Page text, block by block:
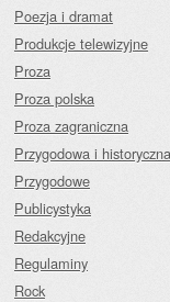
Poezja i dramat
Produkcje telewizyjne
Proza
Proza polska
Proza zagraniczna
Przygodowa i historyczna
Przygodowe
Publicystyka
Redakcyjne
Regulaminy
Rock